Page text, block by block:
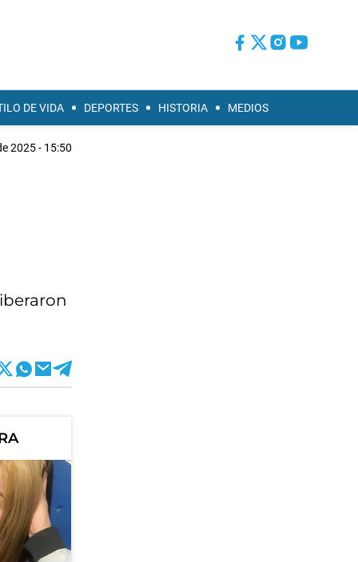
DE VIDA DEPORTES HISTORIA MEDIOS
2025 - 15:50